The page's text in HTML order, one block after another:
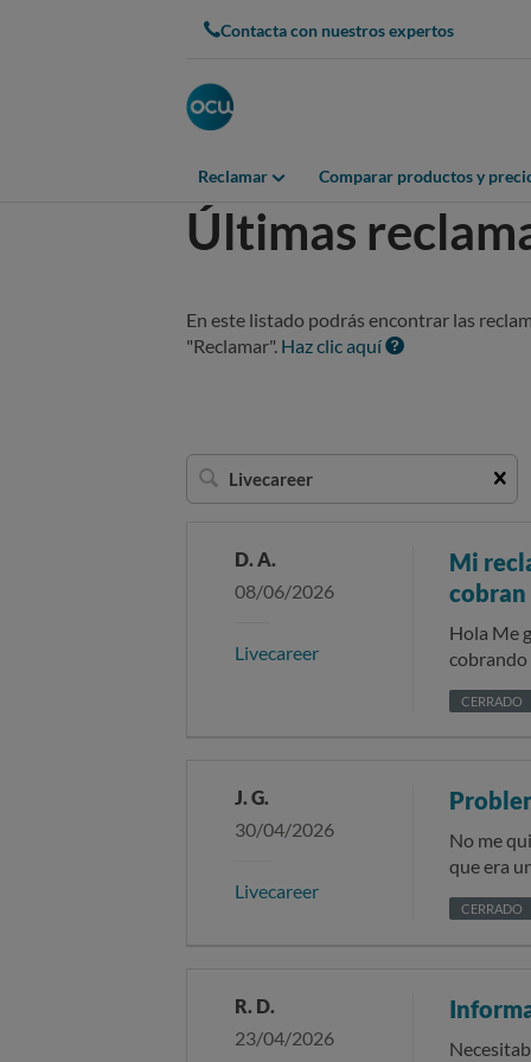
Contacta con nuestros expertos
Reclamar Comparar productos y
Últimas
En este listado podrás encontrar las
"Reclamar". Haz clic aquí
Buscar
una
D. A.
08/06/2026
Livecareer
Mi
cobran
Hola Me gustaría verme la baja en su empresa es que yo solo solicite un documento y me salen dos y me están
cobrando
CERRADO
J. G.
30/04/2026
Livecareer
No me
que era
datos de
los
CERRADO
R. D.
23/04/2026